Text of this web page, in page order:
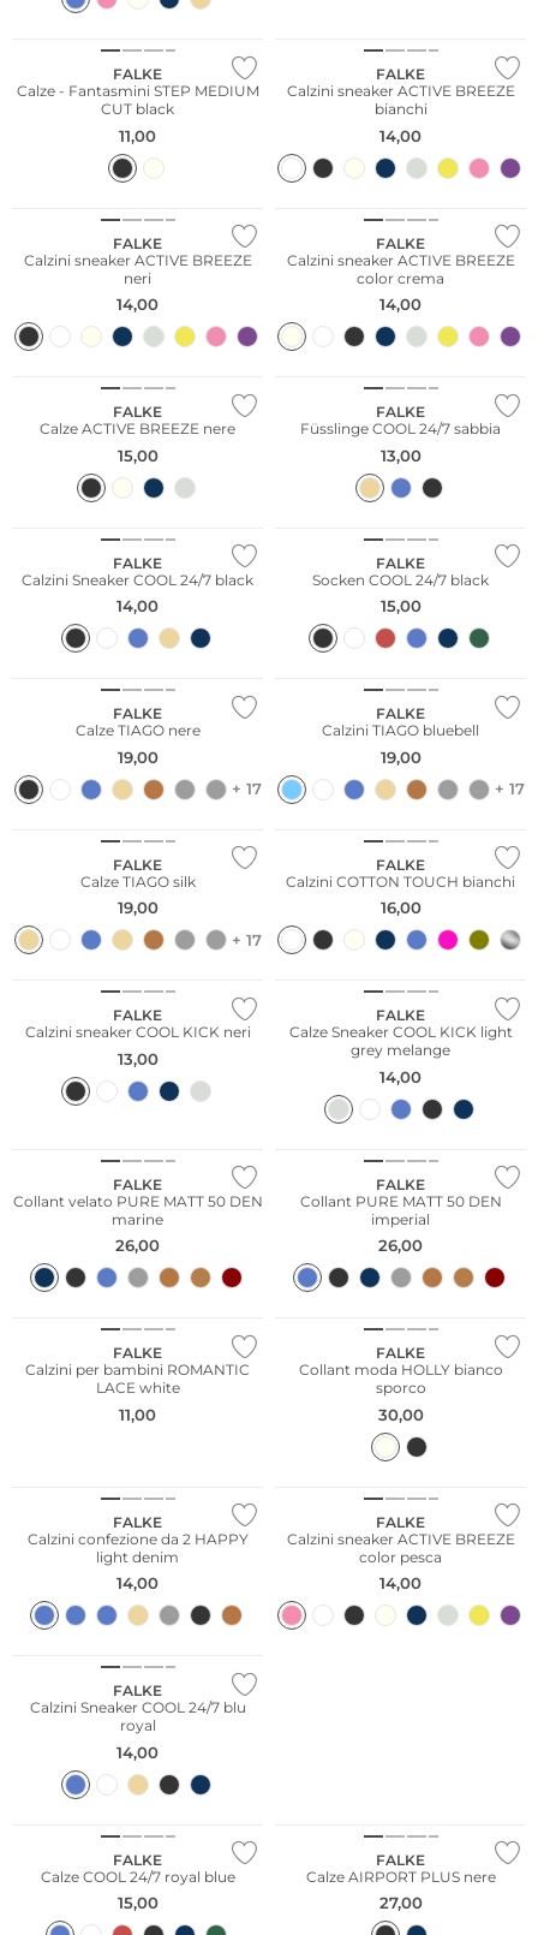
FALKE
Calze - Fantasmini STEP MEDIUM
CUT black
11,00
FALKE
Calzini sneaker ACTIVE BREEZE
bianchi
14,00
FALKE
Calzini sneaker ACTIVE BREEZE
neri
14,00
FALKE
Calzini sneaker ACTIVE BREEZE
color crema
14,00
FALKE
Calze ACTIVE BREEZE nere
15,00
FALKE
Füsslinge COOL 24/7 sabbia
13,00
Taglie grandi
Sostenibile
FALKE
Calzini Sneaker COOL 24/7 black
14,00
FALKE
Socken COOL 24/7 black
15,00
Taglie grandi
Sostenibile
FALKE
Calze TIAGO nere
19,00
+ 17
Sostenibile
FALKE
Calzini TIAGO bluebell
19,00
+ 17
Sostenibile
FALKE
Calze TIAGO silk
19,00
+ 17
FALKE
Calzini COTTON TOUCH bianchi
16,00
Taglie grandi
FALKE
Calzini sneaker COOL KICK neri
13,00
Taglie grandi
FALKE
Calze Sneaker COOL KICK light
grey melange
14,00
Taglie grandi
FALKE
Collant velato PURE MATT 50 DEN
marine
26,00
Sostenibile
FALKE
Collant PURE MATT 50 DEN
imperial
26,00
Sostenibile
FALKE
Calzini per bambini ROMANTIC
LACE white
11,00
NUOVO
FALKE
Collant moda HOLLY bianco
sporco
30,00
FALKE
Calzini confezione da 2 HAPPY
light denim
14,00
FALKE
Calzini sneaker ACTIVE BREEZE
color pesca
14,00
Taglie grandi
Sostenibile
FALKE
Calzini Sneaker COOL 24/7 blu
royal
14,00
Taglie grandi
Sostenibile
FALKE
Calze COOL 24/7 royal blue
15,00
FALKE
Calze AIRPORT PLUS nere
27,00